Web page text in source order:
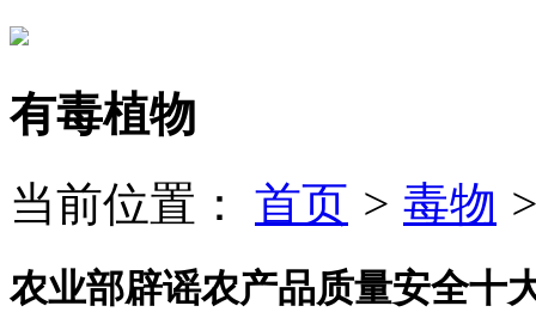
有毒植物
当前位置：
首页 > 毒物
农业部辟谣农产品质量安全十